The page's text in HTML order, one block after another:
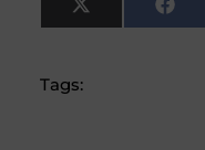
X
(Twitter)
Tags: